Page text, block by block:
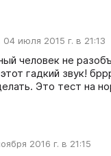
04 июля 2015 г. в 21:13
человек не
гадкий звук!
Это тест на
2016 г. в 21:15